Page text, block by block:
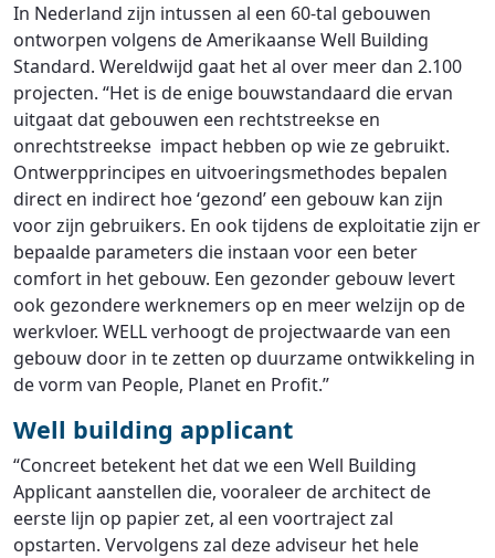
In Nederland zijn intussen al een 60-tal gebouwen
ontworpen volgens de Amerikaanse Well Building
Standard. Wereldwijd gaat het al over meer dan 2.100
projecten. “Het is de enige bouwstandaard die ervan
uitgaat dat gebouwen een rechtstreekse en
onrechtstreekse impact hebben op wie ze gebruikt.
Ontwerpprincipes en uitvoeringsmethodes bepalen
direct en indirect hoe ‘gezond’ een gebouw kan zijn
voor zijn gebruikers. En ook tijdens de exploitatie zijn er
bepaalde parameters die instaan voor een beter
comfort in het gebouw. Een gezonder gebouw levert
ook gezondere werknemers op en meer welzijn op de
werkvloer. WELL verhoogt de projectwaarde van een
gebouw door in te zetten op duurzame ontwikkeling in
de vorm van People, Planet en Profit.”
Well building applicant
“Concreet betekent het dat we een Well Building
Applicant aanstellen die, vooraleer de architect de
eerste lijn op papier zet, al een voortraject zal
opstarten. Vervolgens zal deze adviseur het hele